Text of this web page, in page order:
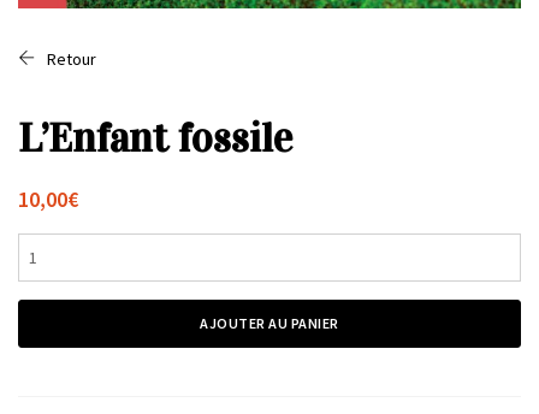
Retour
L’Enfant fossile
10,00€
de
AJOUTER AU PANIER